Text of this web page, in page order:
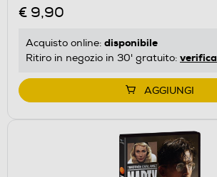
€ 9,90
Acquisto online: disponibile
Ritiro in negozio in 30' gratuito: verifica
AGGIUNGI